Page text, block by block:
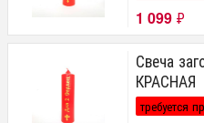
1 099 ₽
Свеча
КРАСНАЯ
требуется